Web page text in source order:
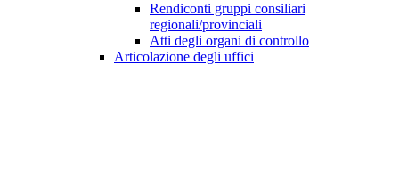
Rendiconti gruppi consiliari
regionali/provinciali
Atti degli organi di controllo
Articolazione degli uffici